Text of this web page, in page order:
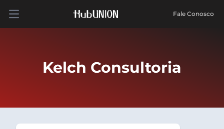
Open main menu Fale Conosco
Kelch Consultoria